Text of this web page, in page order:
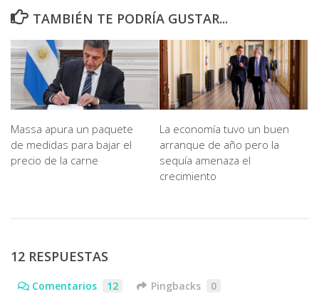
TAMBIÉN TE PODRÍA GUSTAR...
Massa apura un paquete
de medidas para bajar el
precio de la carne
La economía tuvo un buen
arranque de año pero la
sequía amenaza el
crecimiento
12 RESPUESTAS
Comentarios 12 Pingbacks 0